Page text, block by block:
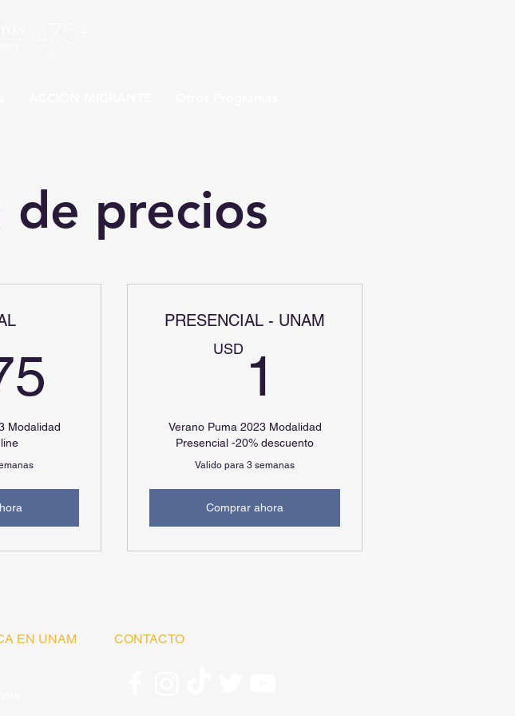
precios
175USD
Modalidad
PRESENCIAL - UNAM
USD 1
Verano Puma 2023 Modalidad
Presencial -20% descuento
Valido para 3 semanas
Comprar ahora
EN UNAM CONTACTO